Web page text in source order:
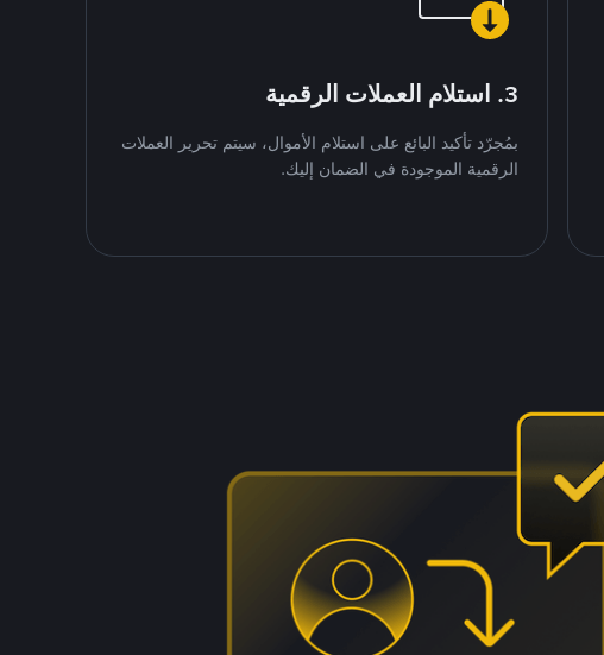
3. استلام العملات الرقمية
بمُجرّد تأكيد البائع على استلام الأموال، سيتم تحرير العملات
الرقمية الموجودة في الضمان إليك.